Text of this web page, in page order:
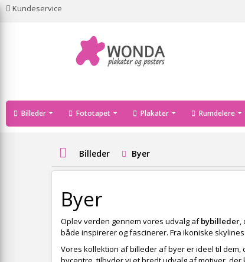
Kundeservice
Billeder Fototapet Plakater Rumdelere
Billeder Byer
Byer
Oplev verden gennem vores udvalg afbybilleder,
både inspirerer og fascinerer. Fra ikoniske
Vores kollektion af billeder af byer er ideel til